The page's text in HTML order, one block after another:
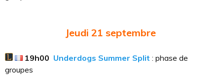
Jeudi 21 septembre
19h00 Underdogs Summer Split : phase de
groupes